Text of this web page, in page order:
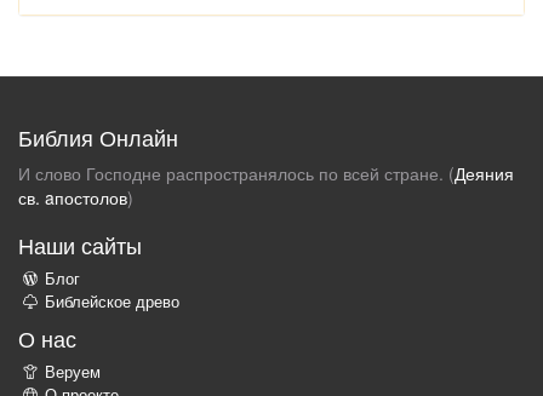
Библия Онлайн
И слово Господне распространялось по всей стране. (Деяния
св. aпостолов)
Наши сайты
Блог
Библейское древо
О нас
Веруем